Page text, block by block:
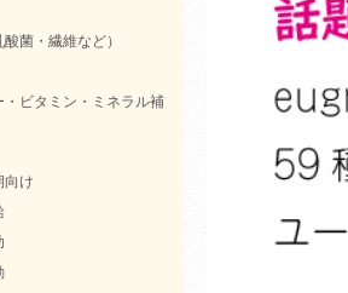
菌・繊維など）
・ビタミン・ミネラル補
向け